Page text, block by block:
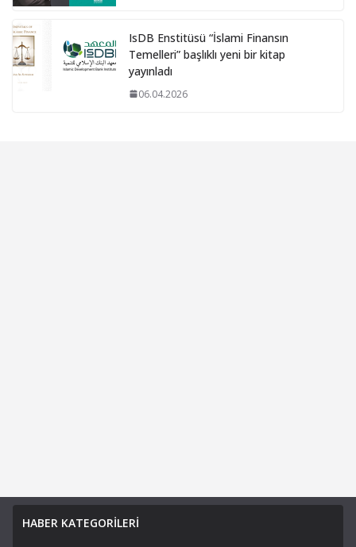
IsDB Enstitüsü “İslami Finansın
Temelleri” başlıklı yeni bir kitap
yayınladı
06.04.2026
HABER KATEGORİLERİ